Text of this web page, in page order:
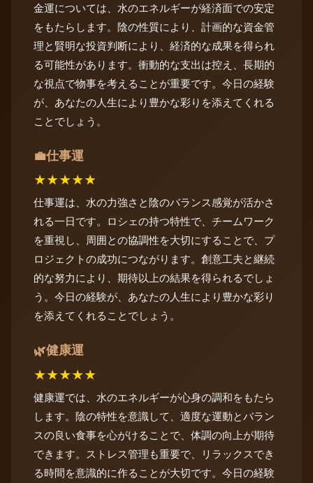
金運については、水のエネルギーが経済面での安定
をもたらします。陰の性質により、計画的な資金管
理と賢明な投資判断により、経済的な成果を得られ
る可能性があります。衝動的な支出は控え、長期的
な視点で物事を考えることが重要です。今日の経験
が、あなたの人生により豊かな彩りを添えてくれる
ことでしょう。
💼仕事運
★★★★★
仕事運は、水の力強さと陰のバランス感覚が活かさ
れる一日です。ロシェの持つ特性で、チームワーク
を重視し、周囲との協調性を大切にすることで、プ
ロジェクトの成功につながります。創意工夫と継続
的な努力により、期待以上の結果を得られるでしょ
う。今日の経験が、あなたの人生により豊かな彩り
を添えてくれることでしょう。
🌿健康運
★★★★★
健康運では、水のエネルギーが心身の調和をもたら
します。陰の特性を意識して、適度な運動とバラン
スの良い食事を心がけることで、体調の向上が期待
できます。ストレス管理も重要で、リラックスでき
る時間を意識的に作ることが大切です。今日の経験